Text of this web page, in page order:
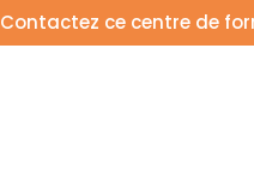
Contactez ce centre de